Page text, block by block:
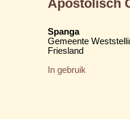
Apostolisch
Spanga
Gemeente
Friesland
In gebruik